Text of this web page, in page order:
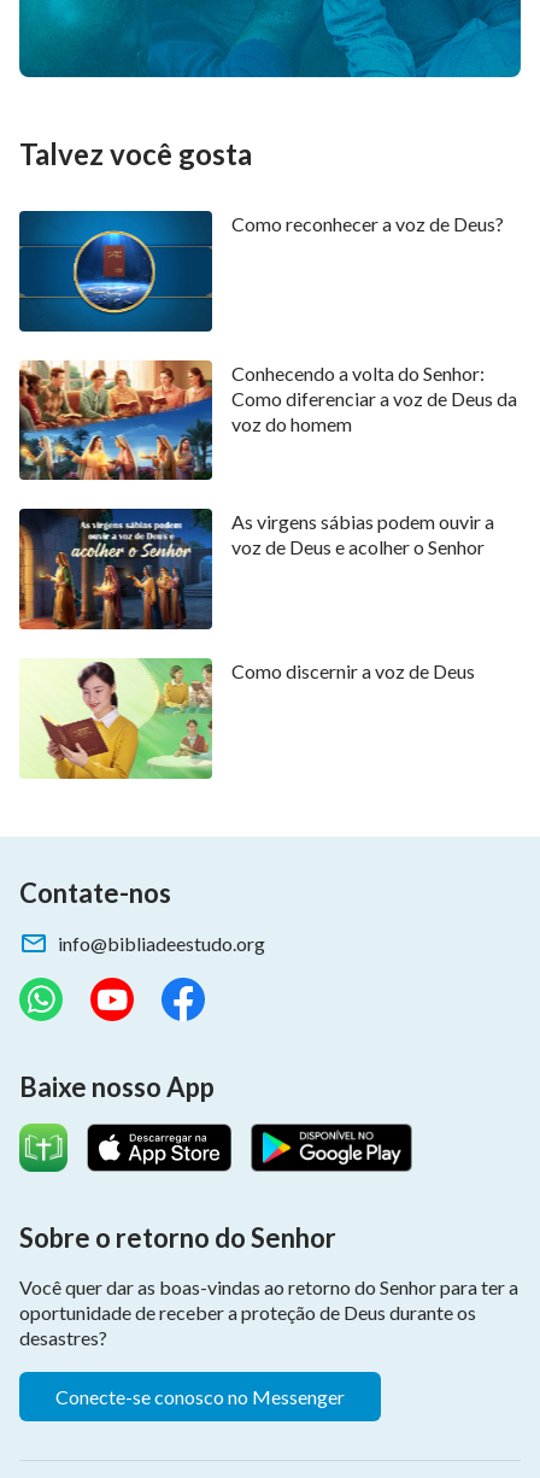
Talvez você gosta
Como reconhecer a voz de Deus?
Conhecendo a volta do Senhor:
Como diferenciar a voz de Deus da
voz do homem
As virgens sábias podem ouvir a
voz de Deus e acolher o Senhor
Como discernir a voz de Deus
Contate-nos
info@bibliadeestudo.org
Baixe nosso App
Sobre o retorno do Senhor
Você quer dar as boas-vindas ao retorno do Senhor para ter a
oportunidade de receber a proteção de Deus durante os
desastres?
Conecte-se conosco no Messenger